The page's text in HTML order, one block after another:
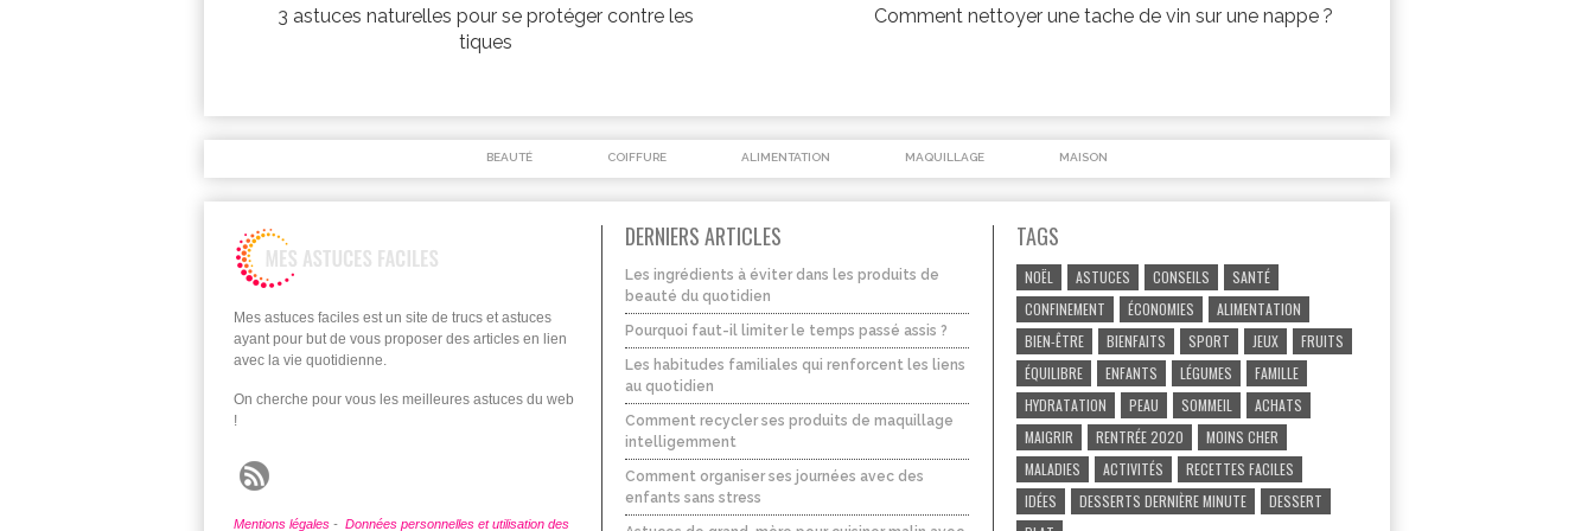
3 astuces naturelles pour se protéger contre les
tiques
Comment nettoyer une tache de vin sur une nappe ?
BEAUTÉ COIFFURE ALIMENTATION MAQUILLAGE MAISON
Mes astuces faciles est un site de trucs et astuces
ayant pour but de vous proposer des articles en lien
avec la vie quotidienne.
On cherche pour vous les meilleures astuces du web
!
Mentions légales - Données personnelles et utilisation des
DERNIERS ARTICLES
Les ingrédients à éviter dans les produits de
beauté du quotidien
Pourquoi faut-il limiter le temps passé assis ?
Les habitudes familiales qui renforcent les liens
au quotidien
Comment recycler ses produits de maquillage
intelligemment
Comment organiser ses journées avec des
enfants sans stress
TAGS
NOËL ASTUCES CONSEILS
SANTÉ
CONFINEMENT
ÉCONOMIES
ALIMENTATION
BIEN-ÊTRE
BIENFAITS SPORT JEUX
FRUITS
ÉQUILIBRE
ENFANTS LÉGUMES
FAMILLE
HYDRATATION
PEAU SOMMEIL
ACHATS
MAIGRIR
RENTRÉE 2020
MOINS CHER
MALADIES
ACTIVITÉS
RECETTES FACILES
IDÉES
DESSERTS DERNIÈRE MINUTE
DESSERT